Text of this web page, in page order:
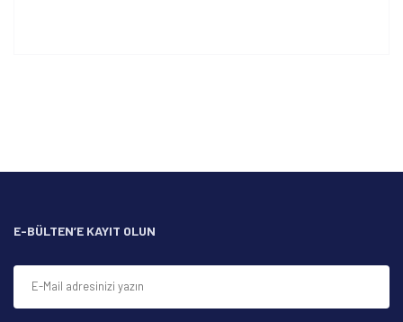
Ürün açıklamasında eksik bilgiler bulunuyor.
E-BÜLTEN’E KAYIT OLUN